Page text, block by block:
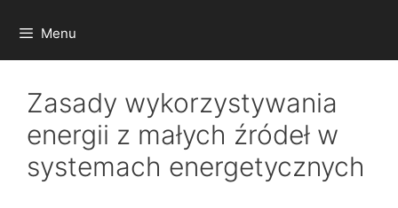
Menu
Zasady wykorzystywania
energii z małych źródeł w
systemach energetycznych